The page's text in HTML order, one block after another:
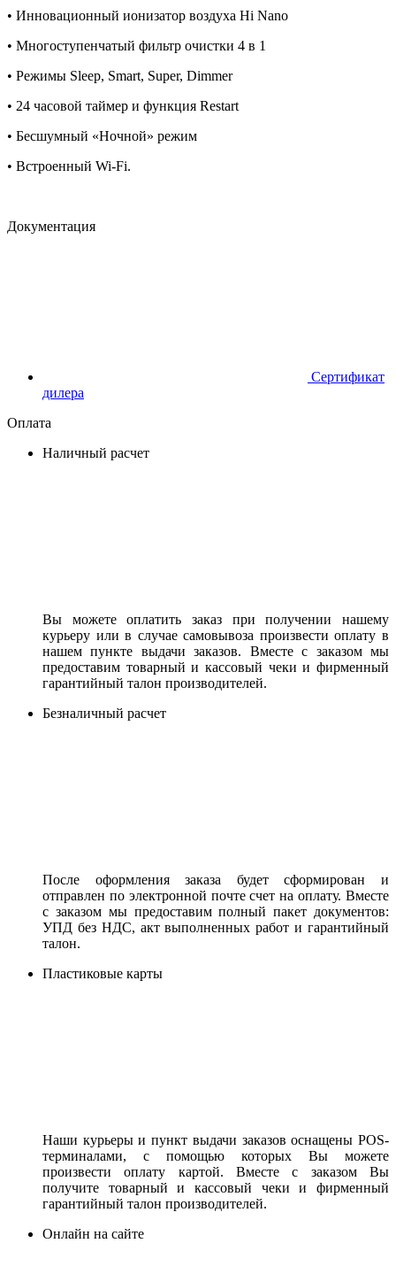
• Инновационный ионизатор воздуха Нi Nano
• Многоступенчатый фильтр очистки 4 в 1
• Режимы Sleep, Smart, Super, Dimmer
• 24 часовой таймер и функция Restart
• Бесшумный «Ночной» режим
• Встроенный Wi-Fi.
Документация
Сертификат
дилера
Оплата
Наличный расчет
Вы можете оплатить заказ при получении нашему
курьеру или в случае самовывоза произвести оплату в
нашем пункте выдачи заказов. Вместе с заказом мы
предоставим товарный и кассовый чеки и фирменный
гарантийный талон производителей.
Безналичный расчет
После оформления заказа будет сформирован и
отправлен по электронной почте счет на оплату. Вместе
с заказом мы предоставим полный пакет документов:
УПД без НДС, акт выполненных работ и гарантийный
талон.
Пластиковые карты
Наши курьеры и пункт выдачи заказов оснащены POS-
терминалами, с помощью которых Вы можете
произвести оплату картой. Вместе с заказом Вы
получите товарный и кассовый чеки и фирменный
гарантийный талон производителей.
Онлайн на сайте